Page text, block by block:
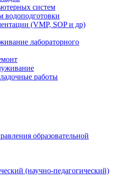
систем
водоподготовки
(VMP, SOP и др)
лабораторного
работы
образовательной
(научно-педагогический)